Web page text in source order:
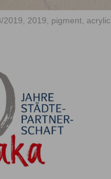
2019, pigment,